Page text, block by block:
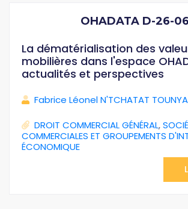
OHADATA D-26-06
La dématérialisation des
mobilières dans l'espace
actualités et perspectives
Fabrice Léonel N'TCHATAT TOUNYA
DROIT COMMERCIAL GÉNÉRAL,
COMMERCIALES ET GROUPEMENTS
ÉCONOMIQUE